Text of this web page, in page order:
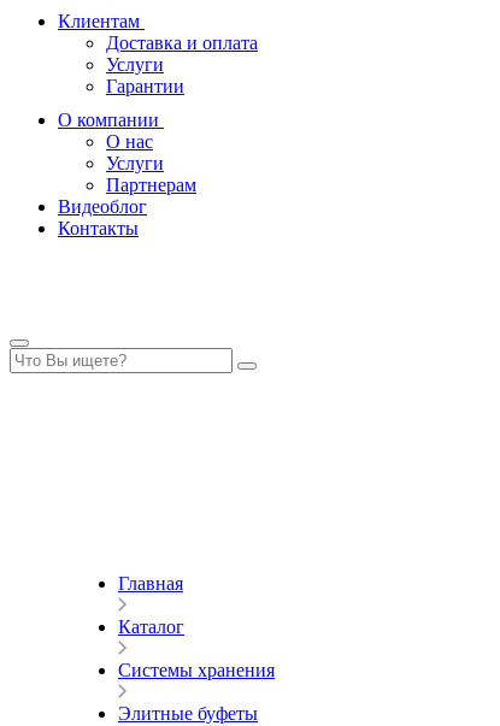
Клиентам
Доставка и оплата
Услуги
Гарантии
О компании
О нас
Услуги
Партнерам
Видеоблог
Контакты
Главная
Каталог
Системы хранения
Элитные буфеты